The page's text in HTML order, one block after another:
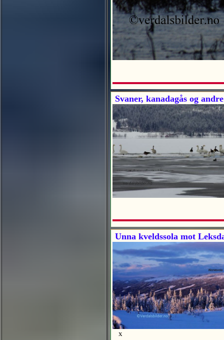
Svaner, kanadagås og
Unna kveldssola mot
x